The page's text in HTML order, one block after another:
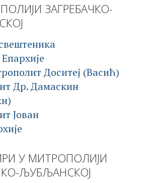
ЗАГРЕБАЧКО-
Доситеј (Васић)
Др. Дамаскин
Јован
У МИТРОПОЛИЈИ
ЉУБЉАНСКОЈ